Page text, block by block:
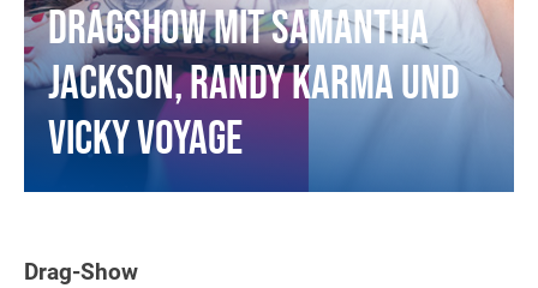
Dragshow mit Samantha
Jackson, Randy Karma und
Vicky Voyage
Drag-Show